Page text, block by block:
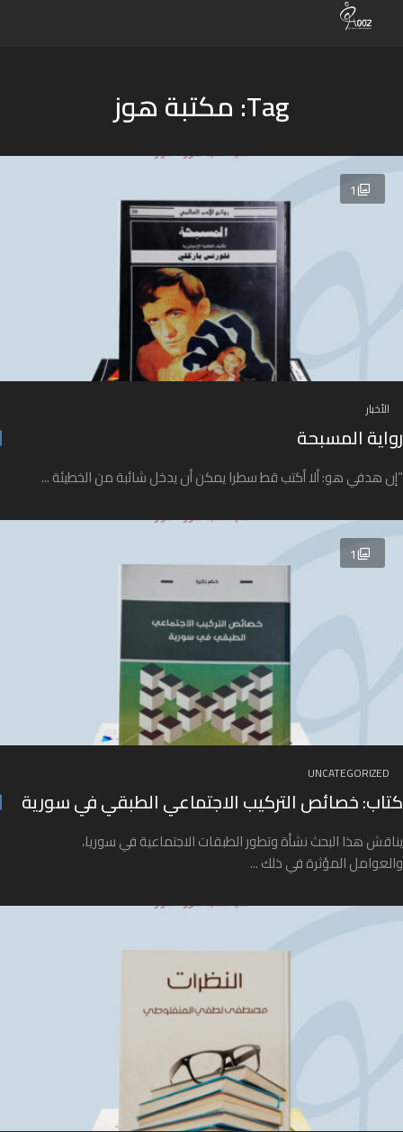
Tag: مكتبة هوز
1
الأخبار
رواية المسبحة
“إن هدفي هو: ألا أكتب قط سطرا يمكن أن يدخل شائبة من الخطيئة ...
1
UNCATEGORIZED
كتاب: خصائص التركيب الاجتماعي الطبقي في سورية
يناقش هذا البحث نشأة وتطور الطبقات الاجتماعية في سوريا،
والعوامل المؤثرة في ذلك ...